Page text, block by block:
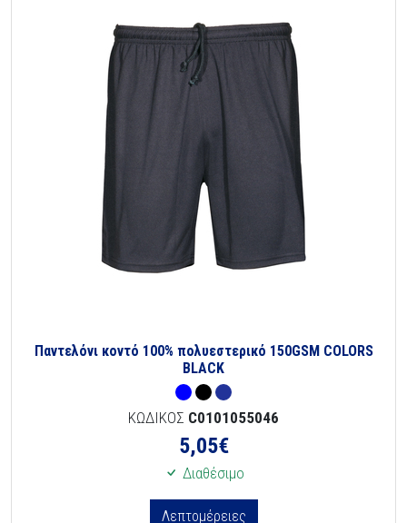
Παντελόνι κοντό 100% πολυεστερικό 150GSM COLORS
BLACK
ΚΩΔΙΚΟΣ C0101055046
5,05€
Διαθέσιμο
Λεπτομέρειες